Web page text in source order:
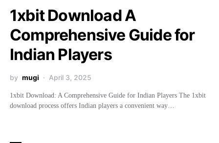
1xbit Download A
Comprehensive Guide for
Indian Players
by mugi April 3, 2025
1xbit Download: A Comprehensive Guide for Indian Players The 1xbit
download process offers Indian players a convenient way…